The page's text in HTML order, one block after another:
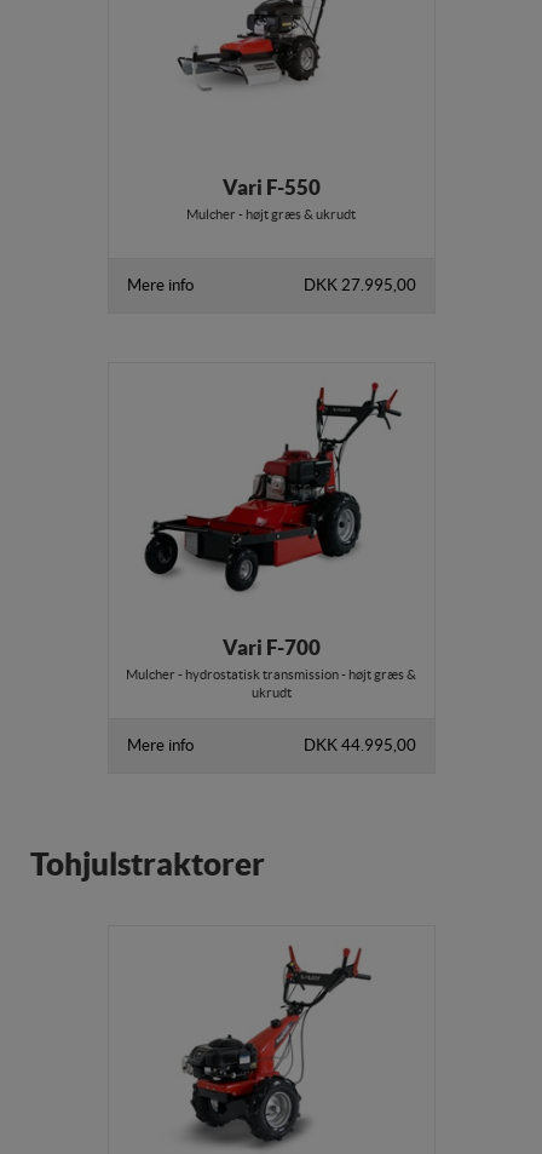
Vari F-550
Mulcher - højt græs & ukrudt
Mere info DKK 27.995,00
Vari F-700
Mulcher - hydrostatisk transmission - højt græs &
ukrudt
Mere info DKK 44.995,00
Tohjulstraktorer